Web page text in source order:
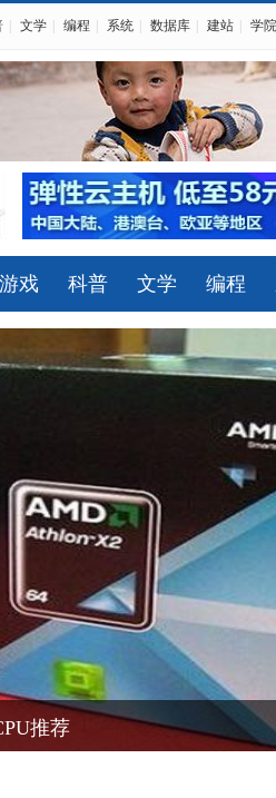
文学 编程 系统 数据库 建站 学院
游戏 科普 文学 编程
推荐